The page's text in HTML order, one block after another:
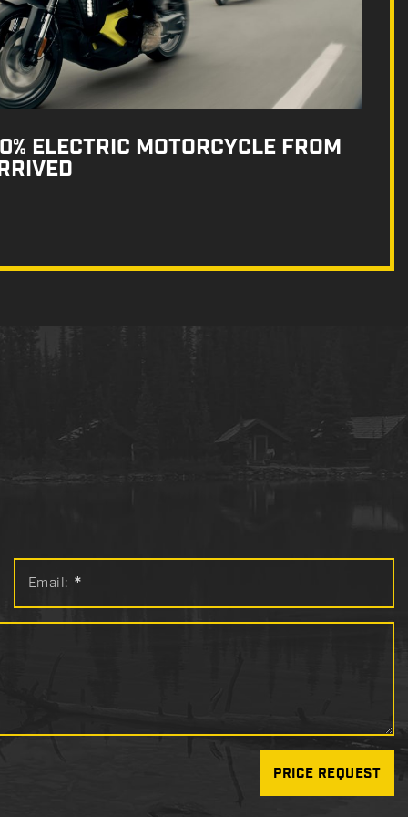
ELECTRIC MOTORCYCLE FROM
Email: *
PRICE REQUEST